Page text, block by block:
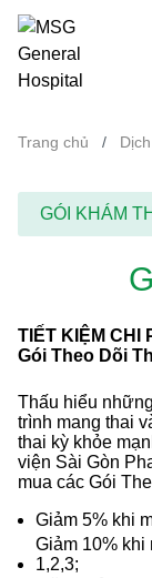
Trang chủ /
GÓI KHÁM
TIẾT KIỆM CHI
Gói Theo Dõi
Thấu hiểu
trình mang thai
thai kỳ khỏe
viện Sài Gòn
mua các Gói
Giảm 5% khi
Giảm 10% khi
1,2,3;